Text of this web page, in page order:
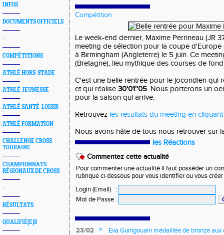
INFOS
DOCUMENTS OFFICIELS
-
COMPÉTITIONS
ATHLÉ HORS-STADE
ATHLÉ JEUNESSE
ATHLÉ SANTÉ-LOISIR
ATHLÉ FORMATION
CHALLENGE CROSS
TOURAINE
CHAMPIONNATS
RÉGIONAUX DE CROSS
-
RÉSULTATS
QUALIFIÉ(E)S
Compétition
Le week-end dernier, Maxime Perrineau (JR
meeting de sélection pour la coupe d'Europe
à Birmingham (Angleterre) le 5 juin. Ce
(Bretagne), lieu mythique des courses de
C'est une belle rentrée pour le jocondien qui
et qui réalise 30'01''05. Nous porterons un
pour la saison qui arrive.
Retrouvez les résultats du meeting en cliquant
Nous avons hâte de tous nous retrouver sur
les Réactions
Commentez cette actualité
Pour commenter une actualité il faut posséder un
rubrique ci-dessous pour vous identifier ou vous
Login (Email)
:
Mot de Passe :
23/02 >
Eva Guingouain médaillée de bronze